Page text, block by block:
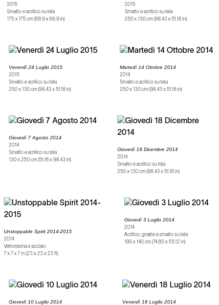
2015
Smalto e acrilico su tela
175 x 175 cm (68.9 x 68.9 in)
2015
Smalto e acrilico su tela
250 x 130 cm (98.43 x 51.18 in)
Venerdì 24 Luglio 2015
2015
Smalto e acrilico su tela
250 x 130 cm (98.43 x 51.18 in)
Martedì 14 Ottobre 2014
2014
Smalto e acrilico su tela
250 x 130 cm (98.43 x 51.18 in)
Giovedì 7 Agosto 2014
2014
Smalto e acrilico su tela
130 x 250 cm (51.18 x 98.43 in)
Giovedì 18 Dicembre 2014
2014
Smalto e acrilico su tela
250 x 130 cm (98.43 x 51.18 in)
Unstoppable Spirit 2014-2015
2014
Vetroresina e acciaio
7 x 7 x 7 m (23 x 23 x 23 ft)
Giovedì 3 Luglio 2014
2014
Acrilico, grafite e smalto su tela
190 x 140 cm (74.80 x 55.12 in)
Giovedì 10 Luglio 2014 Venerdì 18 Luglio 2014